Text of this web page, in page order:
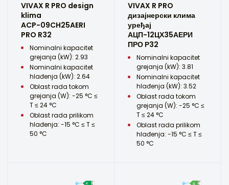
VIVAX R PRO design
klima
ACP-09CH25AERI
PRO R32
Nominalni kapacitet
grejanja (kW): 2.93
Nominalni kapacitet
hlađenja (kW): 2.64
Oblast rada tokom
grejanja (W): -25 °C ≤
T ≤ 24 °C
Oblast rada prilikom
hlađenja: -15 °C ≤ T ≤
50 °C
VIVAX R PRO
дизајнерски клима
уређај
АЦП-12ЦХ35АЕРИ
ПРО Р32
Nominalni kapacitet
grejanja (kW): 3.81
Nominalni kapacitet
hlađenja (kW): 3.52
Oblast rada tokom
grejanja (W): -25 °C ≤
T ≤ 24 °C
Oblast rada prilikom
hlađenja: -15 °C ≤ T ≤
50 °C